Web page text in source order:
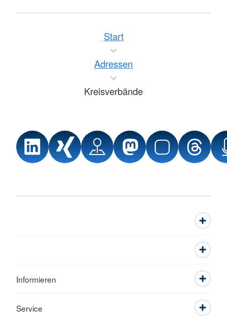
Start
Adressen
Kreisverbände
Informieren
Service